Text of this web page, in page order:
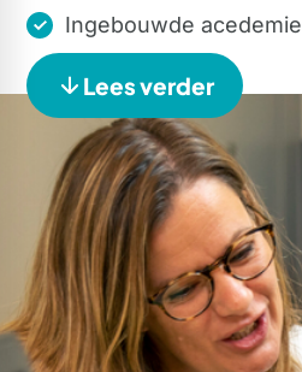
Ingebouwde acedemie
Lees verder